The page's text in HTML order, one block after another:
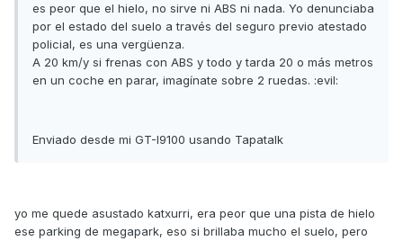
es peor que el hielo, no sirve ni ABS ni nada. Yo denunciaba
por el estado del suelo a través del seguro previo atestado
policial, es una vergüenza.
A 20 km/y si frenas con ABS y todo y tarda 20 o más metros
en un coche en parar, imagínate sobre 2 ruedas. :evil:
Enviado desde mi GT-I9100 usando Tapatalk
yo me quede asustado katxurri, era peor que una pista de hielo
ese parking de megapark, eso si brillaba mucho el suelo, pero